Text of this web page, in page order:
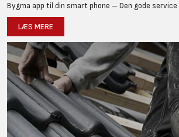
Bygma app til din smart phone – Den gode service
LÆS MERE